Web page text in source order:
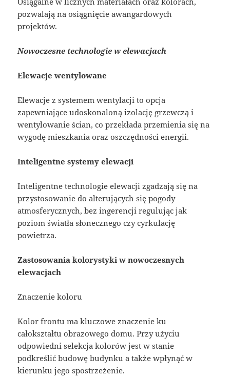
pozwalają na osiągnięcie awangardowych
projektów.
Nowoczesne technologie w elewacjach
Elewacje wentylowane
Elewacje z systemem wentylacji to opcja
zapewniające udoskonaloną izolację grzewczą i
wentylowanie ścian, co przekłada przemienia się na
wygodę mieszkania oraz oszczędności energii.
Inteligentne systemy elewacji
Inteligentne technologie elewacji zgadzają się na
przystosowanie do alterujących się pogody
atmosferycznych, bez ingerencji regulując jak
poziom światła słonecznego czy cyrkulację
powietrza.
Zastosowania kolorystyki w nowoczesnych
elewacjach
Znaczenie koloru
Kolor frontu ma kluczowe znaczenie ku
całokształtu obrazowego domu. Przy użyciu
odpowiedni selekcja kolorów jest w stanie
podkreślić budowę budynku a także wpłynąć w
kierunku jego spostrzeżenie.